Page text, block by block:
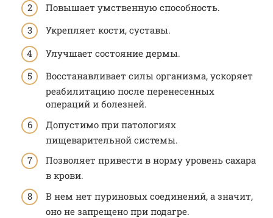
Повышает умственную способность.
Укрепляет кости, суставы.
Улучшает состояние дермы.
Восстанавливает силы организма, ускоряет
реабилитацию после перенесенных
операций и болезней.
Допустимо при патологиях
пищеварительной системы.
Позволяет привести в норму уровень сахара
в крови.
В нем нет пуриновых соединений, а значит,
оно не запрещено при подагре.